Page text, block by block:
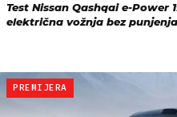
Test Nissan Qashqai e-Power
električna vožnja bez punjenja
PREMIJERA